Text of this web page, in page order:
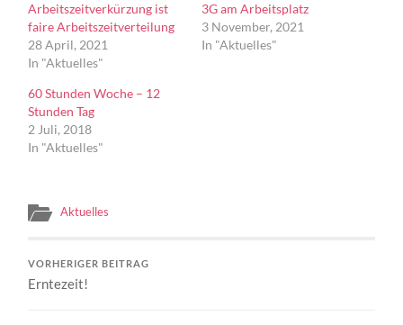
Arbeitszeitverkürzung ist
faire Arbeitszeitverteilung
28 April, 2021
In "Aktuelles"
3G am Arbeitsplatz
3 November, 2021
In "Aktuelles"
60 Stunden Woche – 12
Stunden Tag
2 Juli, 2018
In "Aktuelles"
Aktuelles
VORHERIGER BEITRAG
Erntezeit!